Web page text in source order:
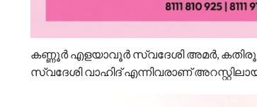
കണ്ണൂര്‍ എളയാവൂര്‍ സ്വദേശി അമര്‍, കതിരൂര്‍
സ്വദേശി വാഹിദ് എന്നിവരാണ്